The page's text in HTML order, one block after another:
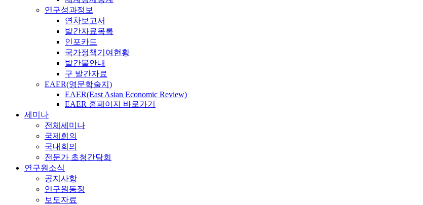
연구성과정보
연차보고서
발간자료목록
인포카드
국가정책기여현황
발간물안내
구 발간자료
EAER(영문학술지)
EAER(East Asian Economic Review)
EAER 홈페이지 바로가기
세미나
전체세미나
국제회의
국내회의
전문가 초청간담회
연구원소식
공지사항
연구원동정
보도자료